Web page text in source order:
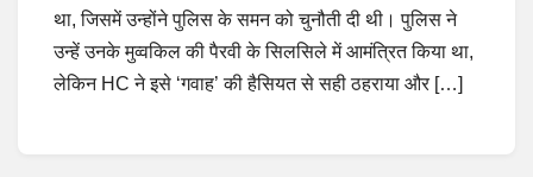
था, जिसमें उन्होंने पुलिस के समन को चुनौती दी थी। पुलिस ने
उन्हें उनके मुव्वकिल की पैरवी के सिलसिले में आमंत्रित किया था,
लेकिन HC ने इसे ‘गवाह’ की हैसियत से सही ठहराया और […]